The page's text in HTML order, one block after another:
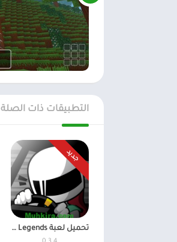
التطبيقات ذات الصلة
جديد
تحميل لعبة FR Legends مهكرة أموال غير محدودة اخر اصدار